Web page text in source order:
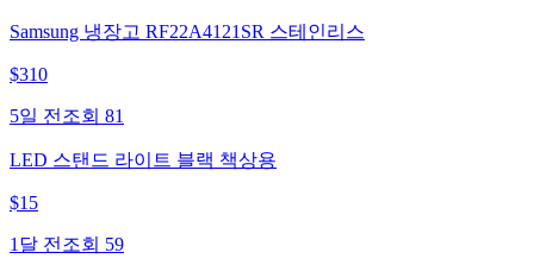
Samsung 냉장고 RF22A4121SR 스테인리스
$310
5일 전 조회 81
LED 스탠드 라이트 블랙 책상용
$15
1달 전 조회 59